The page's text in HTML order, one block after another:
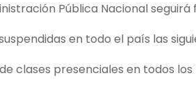
Pública Nacional
en todo el país las
clases presenciales en todos los